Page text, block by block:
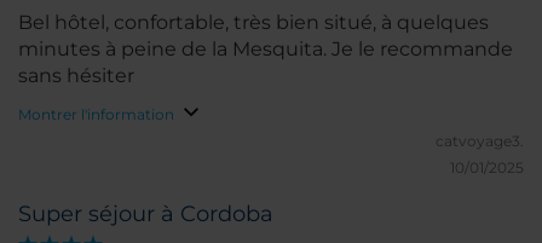
Bel hôtel, confortable, très bien situé, à quelques
minutes à peine de la Mesquita. Je le recommande
sans hésiter
Montrer l'information
catvoyage3.
10/01/2025
Super séjour à Cordoba